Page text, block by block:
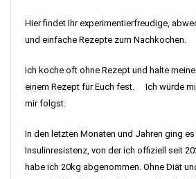
Hier findet Ihr experimentierfreudige,
und einfache Rezepte zum Nachkochen.
Ich koche oft ohne Rezept und halte
einem Rezept für Euch fest. Ich würde
mir folgst.
In den letzten Monaten und Jahren ging
Insulinresistenz, von der ich offiziell seit
habe ich 20kg abgenommen. Ohne Diät